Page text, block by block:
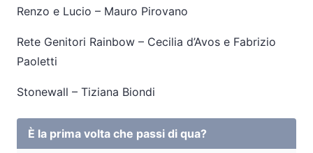
Renzo e Lucio – Mauro Pirovano
Rete Genitori Rainbow – Cecilia d’Avos e Fabrizio
Paoletti
Stonewall – Tiziana Biondi
È la prima volta che passi di qua?